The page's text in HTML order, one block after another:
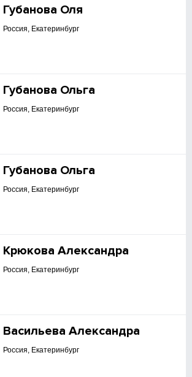
Губанова Оля
Россия, Екатеринбург
Губанова Ольга
Россия, Екатеринбург
Губанова Ольга
Россия, Екатеринбург
Крюкова Александра
Россия, Екатеринбург
Васильева Александра
Россия, Екатеринбург